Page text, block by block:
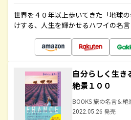
世界を４０年以上歩いてきた「地球
けする、人生を輝かせるハワイの名
自分らしく生き
絶景１００
BOOKS 旅の名言＆絶
2022.05.26 発売